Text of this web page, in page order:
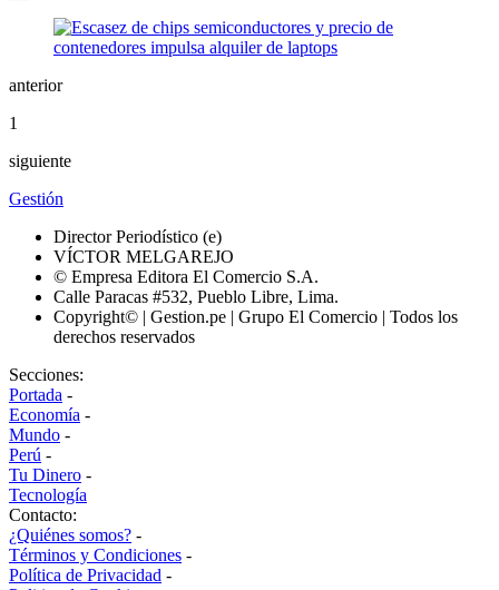
anterior
1
siguiente
Gestión
Director Periodístico (e)
VÍCTOR MELGAREJO
© Empresa Editora El Comercio S.A.
Calle Paracas #532, Pueblo Libre, Lima.
Copyright© | Gestion.pe | Grupo El Comercio | Todos los
derechos reservados
Secciones:
Portada -
Economía -
Mundo -
Perú -
Tu Dinero -
Tecnología
Contacto:
¿Quiénes somos? -
Términos y Condiciones -
Política de Privacidad -